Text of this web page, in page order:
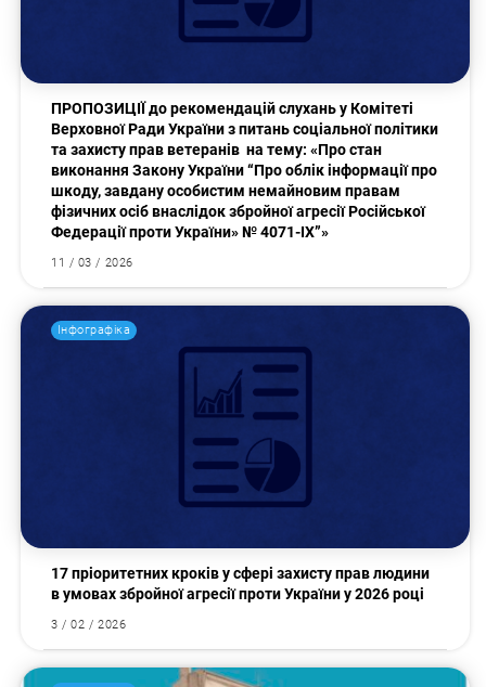
Пошук за запитом:
ПРОПОЗИЦІЇ до рекомендацій слухань у Комітеті
Верховної Ради України з питань соціальної політики
та захисту прав ветеранів на тему: «Про стан
виконання Закону України “Про облік інформації про
шкоду, завдану особистим немайновим правам
фізичних осіб внаслідок збройної агресії Російської
Федерації проти України» № 4071-ІХ”»
11 / 03 / 2026
Інфографіка
17 пріоритетних кроків у сфері захисту прав людини
в умовах збройної агресії проти України у 2026 році
3 / 02 / 2026